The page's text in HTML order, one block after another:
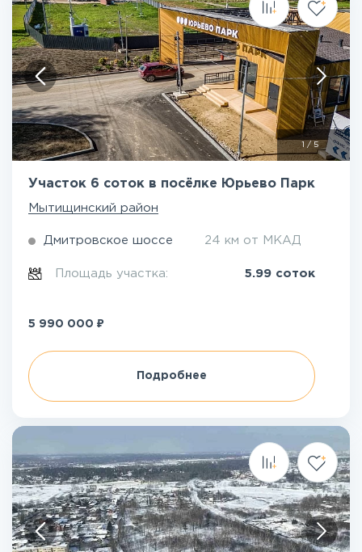
/ 5
Участок 6 соток в посёлке Юрьево Парк
Мытищинский район
Дмитровское шоссе 24 км от МКАД
Площадь участка: 5.99 соток
5 990 000 ₽
Подробнее